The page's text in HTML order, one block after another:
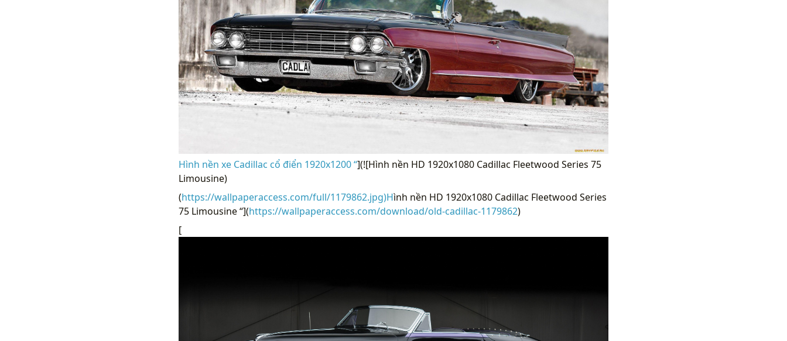
Hình nền xe Cadillac cổ điển 1920x1200 “](![Hình nền HD 1920x1080 Cadillac Fleetwood Series 75
Limousine)
(https://wallpaperaccess.com/full/1179862.jpg)Hình nền HD 1920x1080 Cadillac Fleetwood Series
75 Limousine “](https://wallpaperaccess.com/download/old-cadillac-1179862)
[